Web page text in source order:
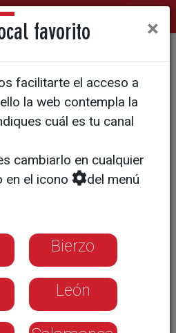
favorito ×
facilitarte el acceso a
la web contempla la
cuál es tu canal
cambiarlo en cualquier
en el icono
del menú
Bierzo
León